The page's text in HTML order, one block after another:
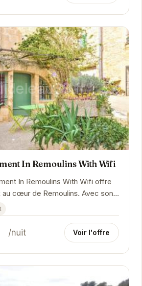
In Remoulins With Wifi
In Remoulins With Wifi offre
au cœur de Remoulins. Avec son
cet appartement vous permet
/nuit Voir l'offre